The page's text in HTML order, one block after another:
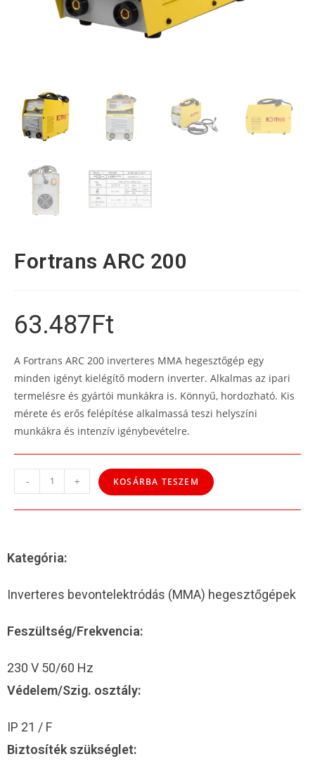
Fortrans ARC 200
63.487Ft
A Fortrans ARC 200 inverteres MMA hegesztőgép egy
minden igényt kielégítő modern inverter. Alkalmas az ipari
termelésre és gyártói munkákra is. Könnyű, hordozható. Kis
mérete és erős felépítése alkalmassá teszi helyszíni
munkákra és intenzív igénybevételre.
- + KOSÁRBA TESZEM
Kategória:
Inverteres bevontelektródás (MMA) hegesztőgépek
Feszültség/Frekvencia:
230 V 50/60 Hz
Védelem/Szig. osztály:
IP 21 / F
Biztosíték szükséglet: